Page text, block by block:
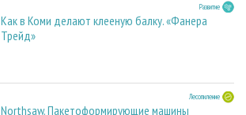
Развитие
Как в Коми делают клееную балку. «Фанера
Трейд»
Лесопиление
Northsaw. Пакетоформирующие машины